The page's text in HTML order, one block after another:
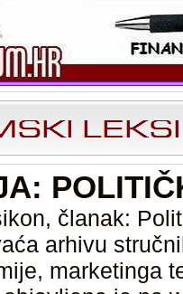
članak:
arhivu
marketinga